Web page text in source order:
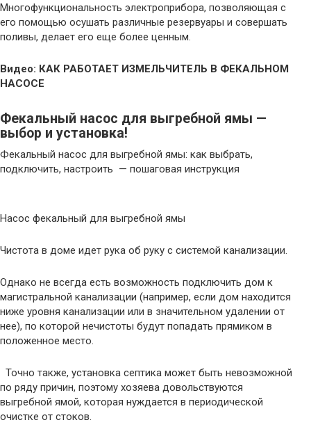
Многофункциональность электроприбора, позволяющая с
его помощью осушать различные резервуары и совершать
поливы, делает его еще более ценным.
Видео: КАК РАБОТАЕТ ИЗМЕЛЬЧИТЕЛЬ В ФЕКАЛЬНОМ
НАСОСЕ
Фекальный насос для выгребной ямы —
выбор и установка!
Фекальный насос для выгребной ямы: как выбрать,
подключить, настроить — пошаговая инструкция
Насос фекальный для выгребной ямы
Чистота в доме идет рука об руку с системой канализации.
Однако не всегда есть возможность подключить дом к
магистральной канализации (например, если дом находится
ниже уровня канализации или в значительном удалении от
нее), по которой нечистоты будут попадать прямиком в
положенное место.
Точно также, установка септика может быть невозможной
по ряду причин, поэтому хозяева довольствуются
выгребной ямой, которая нуждается в периодической
очистке от стоков.